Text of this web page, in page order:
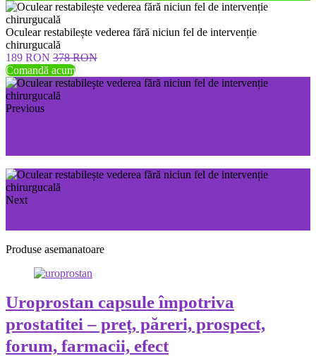
Oculear restabilește vederea fără niciun fel de intervenție
chirurgucală
189 RON 378 RON
Comandă acum
Previous
Next
Produse asemanatoare
Uroprostan capsule împotriva
prostatitei – preț, păreri, prospect,
forum, farmacii, efect